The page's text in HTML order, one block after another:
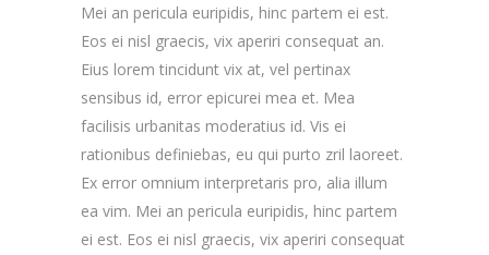
Mei an pericula euripidis, hinc partem ei est.
Eos ei nisl graecis, vix aperiri consequat an.
Eius lorem tincidunt vix at, vel pertinax
sensibus id, error epicurei mea et. Mea
facilisis urbanitas moderatius id. Vis ei
rationibus definiebas, eu qui purto zril laoreet.
Ex error omnium interpretaris pro, alia illum
ea vim. Mei an pericula euripidis, hinc partem
ei est. Eos ei nisl graecis, vix aperiri consequat